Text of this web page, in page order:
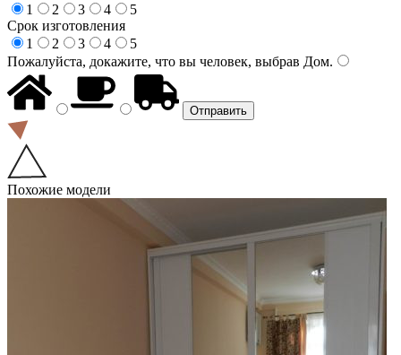
1
2 3 4
5
Срок изготовления
1
2 3 4
5
Пожалуйста, докажите, что вы человек, выбрав Дом.
Похожие модели